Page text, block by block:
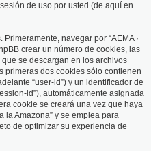
de uso por usted (de aquí en
navegar por “AEMA ·
crear un número de cookies, las
se descargan en los archivos
primeras dos cookies sólo contienen
“user-id”) y un identificador de
id”), automáticamente asignada
cookie se creará una vez que haya
la Amazona” y se emplea para
de optimizar su experiencia de